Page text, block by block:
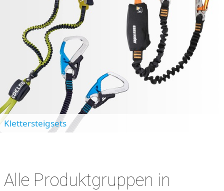
Klettersteigsets
Alle Produktgruppen in